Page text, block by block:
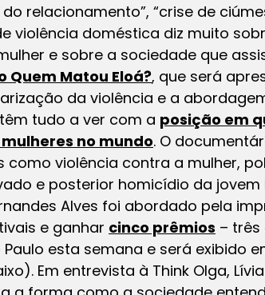
relacionamento”, “crise de
violência doméstica diz muito
e sobre a sociedade que
Matou Eloá?, que será
da violência e a
tudo a ver com a posição em
no mundo. O
como violência contra a mulher,
e posterior homicídio da jovem
Alves foi abordado pela
e ganhar cinco prêmios – três
esta semana e será exibido
Em entrevista à Think Olga,